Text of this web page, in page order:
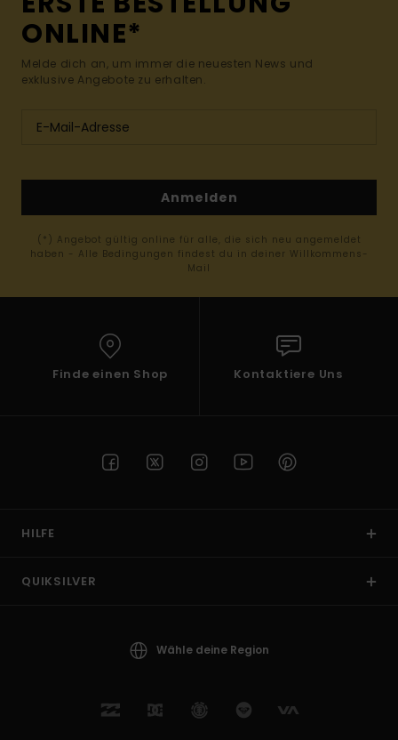
ONLINE*
Melde dich an, um immer die neuesten News und
exklusive Angebote zu erhalten.
Anmelden
(*) Angebot gültig online für alle, die sich neu angemeldet
haben - Alle Bedingungen findest du in deiner Willkommens-
Mail
Finde einen Shop Kontaktiere Uns
HILFE
QUIKSILVER
Wähle deine Region